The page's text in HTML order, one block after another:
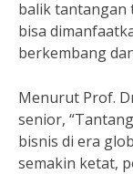
balik tantangan
bisa
berkembang
Menurut Prof.
senior,
bisnis di era
semakin ketat,